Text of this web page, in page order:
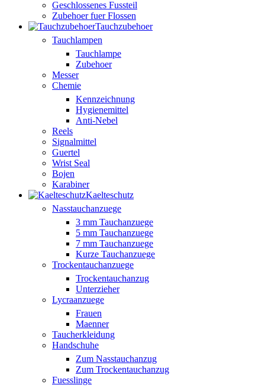
Geschlossenes Fussteil
Zubehoer fuer Flossen
Tauchzubehoer
Tauchlampen
Tauchlampe
Zubehoer
Messer
Chemie
Kennzeichnung
Hygienemittel
Anti-Nebel
Reels
Signalmittel
Guertel
Wrist Seal
Bojen
Karabiner
Kaelteschutz
Nasstauchanzuege
3 mm Tauchanzuege
5 mm Tauchanzuege
7 mm Tauchanzuege
Kurze Tauchanzuege
Trockentauchanzuege
Trockentauchanzug
Unterzieher
Lycraanzuege
Frauen
Maenner
Taucherkleidung
Handschuhe
Zum Nasstauchanzug
Zum Trockentauchanzug
Fuesslinge